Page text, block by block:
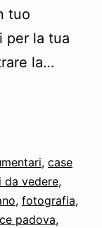
tuo
per la tua
la…
, case
da vedere,
, fotografia,
padova,